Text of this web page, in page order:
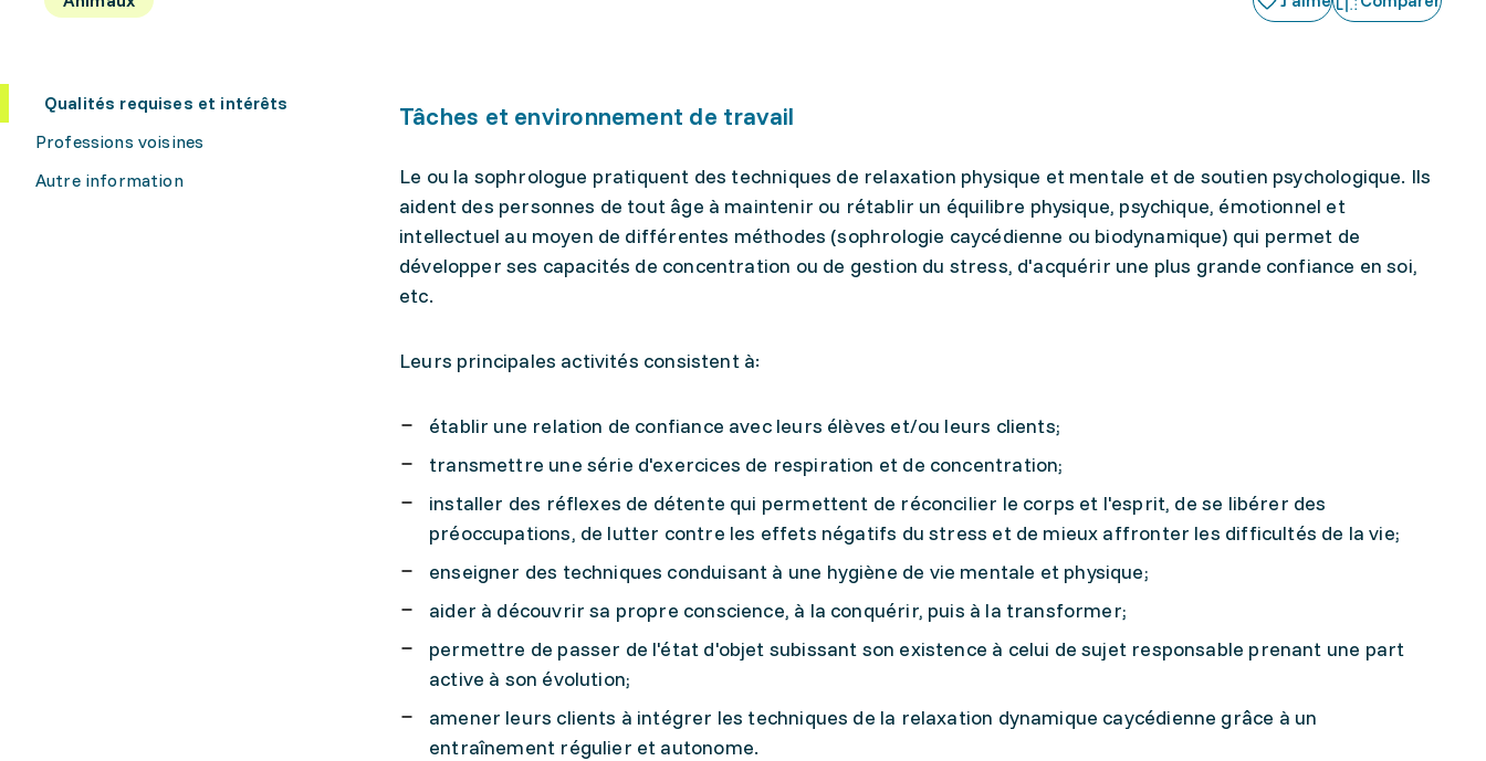
Qualités requises et intérêts
Professions voisines
Autre information
Tâches et environnement de travail
Le ou la sophrologue pratiquent des techniques de relaxation physique et mentale et de soutien psychologique. Ils
aident des personnes de tout âge à maintenir ou rétablir un équilibre physique, psychique, émotionnel et
intellectuel au moyen de différentes méthodes (sophrologie caycédienne ou biodynamique) qui permet de
développer ses capacités de concentration ou de gestion du stress, d'acquérir une plus grande confiance en soi,
etc.
Leurs principales activités consistent à:
établir une relation de confiance avec leurs élèves et/ou leurs clients;
transmettre une série d'exercices de respiration et de concentration;
installer des réflexes de détente qui permettent de réconcilier le corps et l'esprit, de se libérer des
préoccupations, de lutter contre les effets négatifs du stress et de mieux affronter les difficultés de la vie;
enseigner des techniques conduisant à une hygiène de vie mentale et physique;
aider à découvrir sa propre conscience, à la conquérir, puis à la transformer;
permettre de passer de l'état d'objet subissant son existence à celui de sujet responsable prenant une part
active à son évolution;
amener leurs clients à intégrer les techniques de la relaxation dynamique caycédienne grâce à un
entraînement régulier et autonome.